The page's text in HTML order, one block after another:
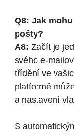
Q8: Jak
pošty?
A8: Začít je
svého e-
třídění ve
platformě
a nastavení
S